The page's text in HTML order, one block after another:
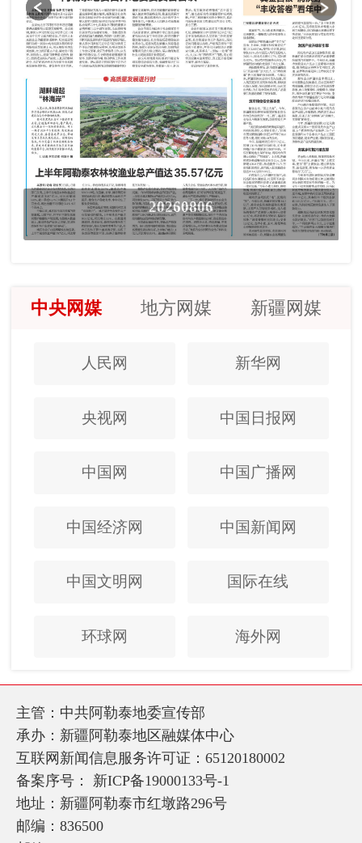
20260806
中央网媒 地方网媒 新疆网媒
人民网 新华网
央视网 中国日报网
中国网 中国广播网
中国经济网 中国新闻网
中国文明网 国际在线
环球网 海外网
主管：中共阿勒泰地委宣传部
承办：新疆阿勒泰地区融媒体中心
互联网新闻信息服务许可证：65120180002
备案序号： 新ICP备19000133号-1
地址：新疆阿勒泰市红墩路296号
邮编：836500